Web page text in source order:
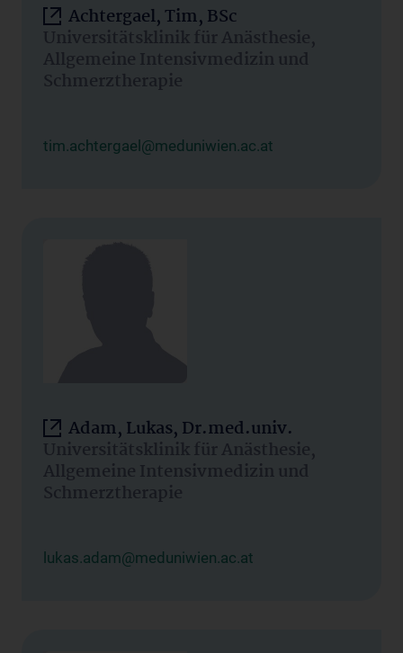
Achtergael, Tim, BSc
Universitätsklinik für Anästhesie,
Allgemeine Intensivmedizin und
Schmerztherapie
tim.achtergael@meduniwien.ac.at
Adam, Lukas, Dr.med.univ.
Universitätsklinik für Anästhesie,
Allgemeine Intensivmedizin und
Schmerztherapie
lukas.adam@meduniwien.ac.at